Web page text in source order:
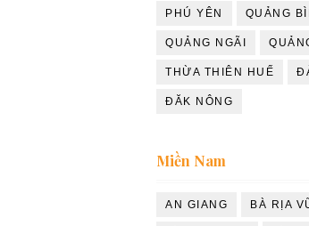
PHÚ YÊN QUẢNG
QUẢNG NGÃI
THỪA THIÊN HUẾ
ĐĂK NÔNG
Miền Nam
AN GIANG BÀ RỊA